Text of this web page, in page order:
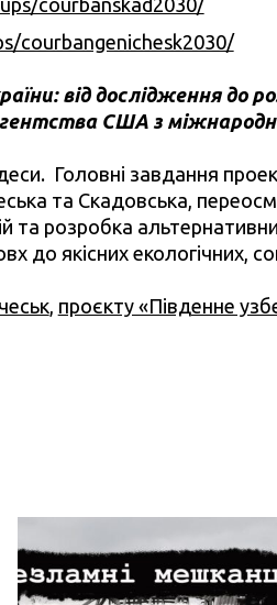
courbanskad2030/
courbangenichesk2030/
від дослідження до
США з
Головні завдання
та Скадовська,
та розробка
до якісних екологічних,
, проєкту «Південне